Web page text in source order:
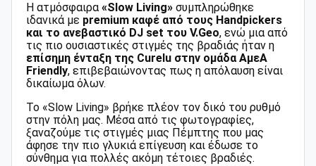
Η ατμόσφαιρα«Slow Living» συμπληρώθηκε
ιδανικά με premium καφέ από τους Handpickers
και το ανεβαστικό DJ set του V.Geo, ενώ μια από
τις πιο ουσιαστικές στιγμές της βραδιάς ήταν η
επίσημη ένταξη της Curelu στην ομάδα ΑμεΑ
Friendly, επιβεβαιώνοντας πως η απόλαυση είναι
δικαίωμα όλων.
Το «Slow Living» βρήκε πλέον τον δικό του ρυθμό
στην πόλη μας. Μέσα από τις φωτογραφίες,
ξαναζούμε τις στιγμές μιας Πέμπτης που μας
άφησε την πιο γλυκιά επίγευση και έδωσε το
σύνθημα για πολλές ακόμη τέτοιες βραδιές.